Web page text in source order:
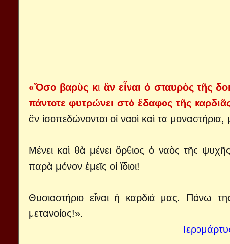
«Ὅσο βαρὺς κι ἂν εἶναι ὁ σταυρὸς τῆς
πάντοτε φυτρώνει στὸ ἔδαφος τῆς
ἂν ἰσοπεδώνονται οἱ ναοὶ καὶ τὰ
Μένει καὶ θὰ μένει ὄρθιος ὁ ναὸς τῆς
παρὰ μόνον ἐμεῖς οἱ ἴδιοι!
Θυσιαστήριο εἶναι ἡ καρδιά μας. Πάνω
μετανοίας!».